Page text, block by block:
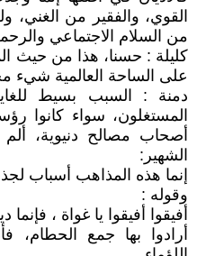
القوي، والفقير من
من السلام الاجتماعي
كليلة : حسنا، هذا من حيث
على الساحة العالمية شيء
دمنة : السبب بسيط
المستغلون، سواء كانوا
أصحاب مصالح دنيوية،
الشهير:
إنما هذه المذاهب أسباب
وقوله :
أفيقوا أفيقوا يا غواة ،
أرادوا بها جمع الحطام،